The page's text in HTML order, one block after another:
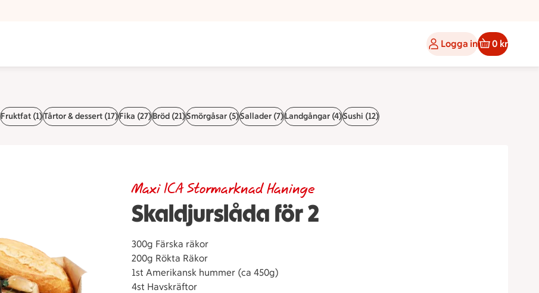
Logga in 0 kr
Fruktfat (1)Tårtor & dessert (17)Fika (27)Bröd (21)Smörgåsar (5)Sallader (7)Landgångar (4)Sushi (12)
Skaldjurslåda för 2
Maxi ICA Stormarknad Haninge
300g Färska räkor
200g Rökta Räkor
1st Amerikansk hummer (ca 450g)
4st Havskräftor